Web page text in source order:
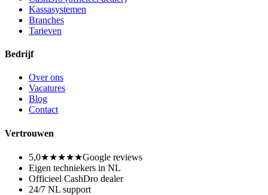
Kassasystemen
Branches
Tarieven
Bedrijf
Over ons
Vacatures
Blog
Contact
Vertrouwen
5,0★★★★★Google reviews
Eigen techniekers in NL
Officieel CashDro dealer
24/7 NL support